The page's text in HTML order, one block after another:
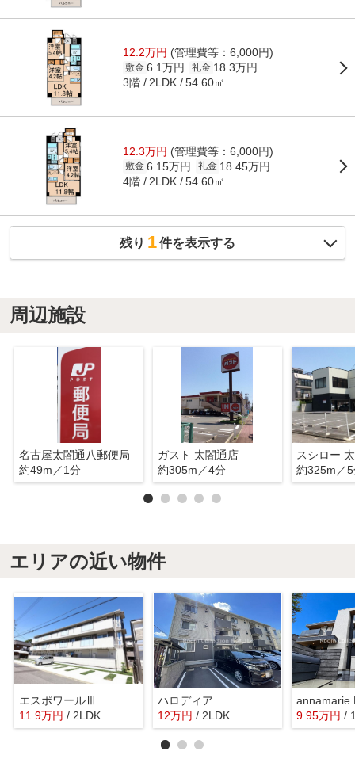
12.2万円 (管理費等：6,000円)
敷金 6.1万円 礼金 18.3万円
3階 2LDK 54.60㎡
12.3万円 (管理費等：6,000円)
敷金 6.15万円 礼金 18.45万円
4階 2LDK 54.60㎡
残り 1件を表示する
周辺施設
名古屋太閤通八郵便局
約49m／1分
ガスト 太閤通店
約305m／4分
スシロー
約325m／
エリアの近い物件
エスポワールⅢ
11.9万円 / 2LDK
ハロディア
12万円 / 2LDK 9.95万円 /